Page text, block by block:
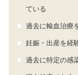
ている
過去に輸血治療
妊娠・出産を経
過去に特定の感